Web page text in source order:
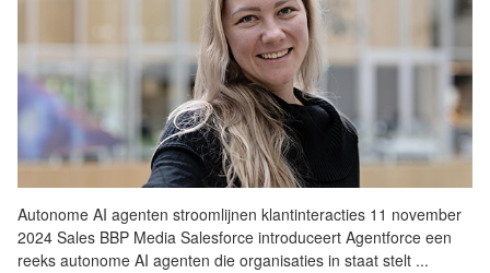
Autonome AI agenten stroomlijnen klantinteracties 11 november
2024 Sales BBP Media Salesforce introduceert Agentforce een
reeks autonome AI agenten die organisaties in staat stelt ...